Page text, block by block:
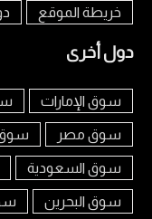
خريطة الموقع
دول أخرى
سوق الإمارات
سوق مصر سوق
سوق السعودية
سوق البحرين